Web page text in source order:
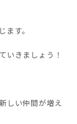
ます。
いきましょう！
しい仲間が増え